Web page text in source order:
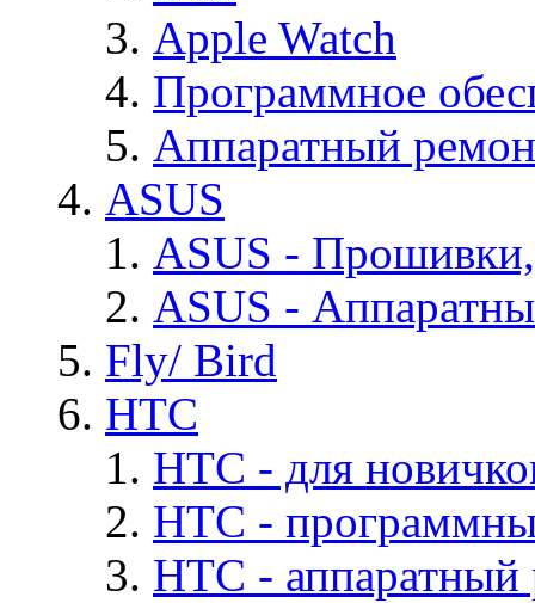
Apple Watch
Программное
Аппаратный
ASUS
ASUS -
ASUS -
Fly/ Bird
HTC
HTC - для
HTC -
HTC - аппаратный